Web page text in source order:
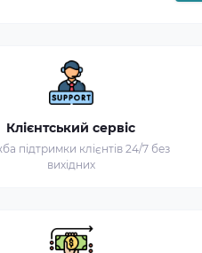
Клієнтський сервіс
підтримки клієнтів 24/7 без
вихідних